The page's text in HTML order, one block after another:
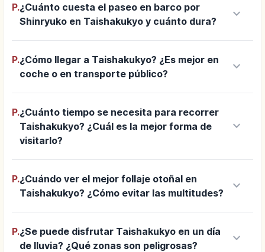
P.¿Cuánto cuesta el paseo en barco por
Shinryuko en Taishakukyo y cuánto dura?
keyboard_arrow_down
P.¿Cómo llegar a Taishakukyo? ¿Es mejor en
coche o en transporte público?
keyboard_arrow_down
P.¿Cuánto tiempo se necesita para recorrer
Taishakukyo? ¿Cuál es la mejor forma de
visitarlo?
keyboard_arrow_down
P.¿Cuándo ver el mejor follaje otoñal en
Taishakukyo? ¿Cómo evitar las multitudes?
keyboard_arrow_down
P.¿Se puede disfrutar Taishakukyo en un día
de lluvia? ¿Qué zonas son peligrosas?
keyboard_arrow_down